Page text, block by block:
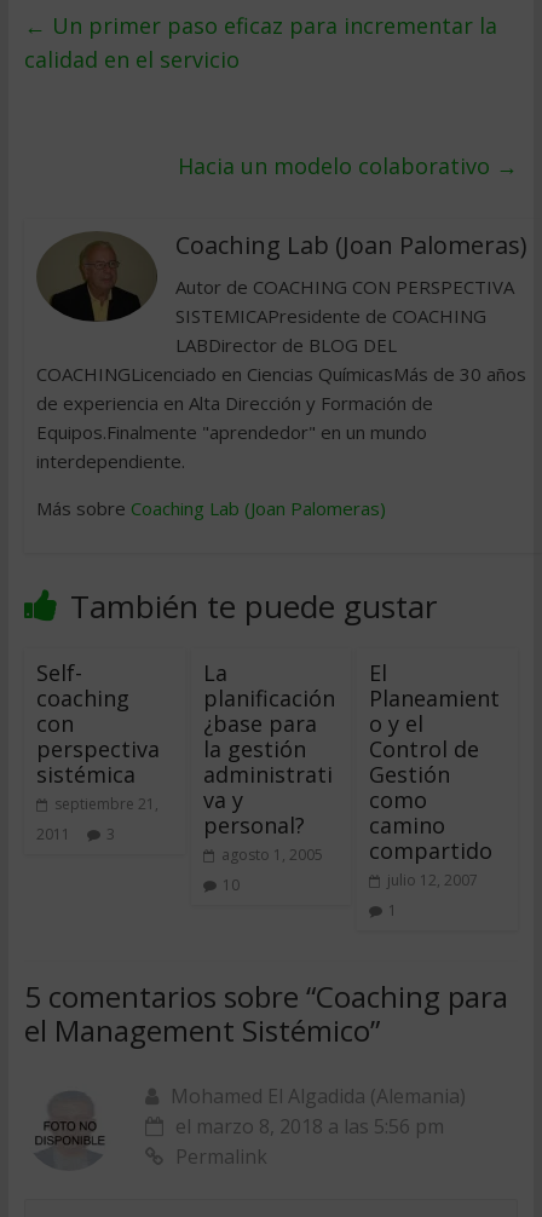
← Un primer paso eficaz para incrementar la
calidad en el servicio
Hacia un modelo colaborativo →
Coaching Lab (Joan Palomeras)
Autor de COACHING CON PERSPECTIVA
SISTEMICAPresidente de COACHING
LABDirector de BLOG DEL
COACHINGLicenciado en Ciencias QuímicasMás de 30 años
de experiencia en Alta Dirección y Formación de
Equipos.Finalmente "aprendedor" en un mundo
interdependiente.
Más sobre Coaching Lab (Joan Palomeras)
También te puede gustar
Self-
coaching
con
perspectiva
sistémica
septiembre 21,
2011
3
La
planificación
¿base para
la gestión
administrati
va y
personal?
agosto 1, 2005
10
El
Planeamient
o y el
Control de
Gestión
como
camino
compartido
julio 12, 2007
1
5 comentarios sobre “Coaching para
el Management Sistémico”
Mohamed El Algadida (Alemania)
el marzo 8, 2018 a las 5:56 pm
Permalink